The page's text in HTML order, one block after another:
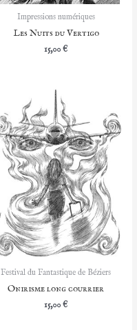
Impressions numériques
Les Nuits du Vertigo
15,00€
Festival du Fantastique de Béziers
Onirisme long courrier
15,00€